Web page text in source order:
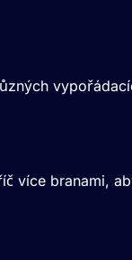
více branami,